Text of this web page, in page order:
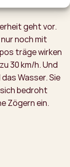
geht vor.
noch mit
träge wirken
30 km/h. Und
Wasser. Sie
bedroht
Zögern ein.